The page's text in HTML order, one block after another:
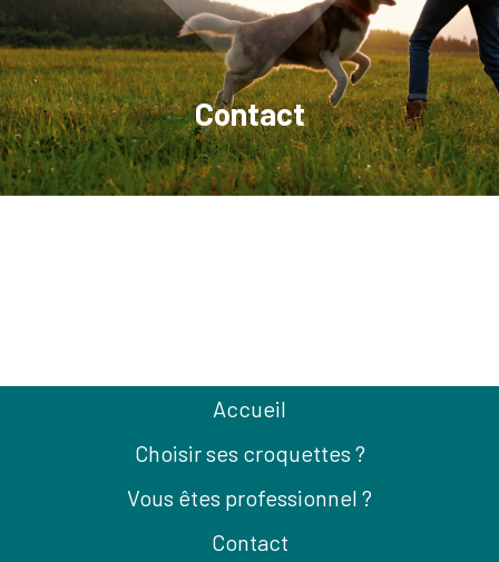
Contact
Accueil
Choisir ses croquettes ?
Vous êtes professionnel ?
Contact